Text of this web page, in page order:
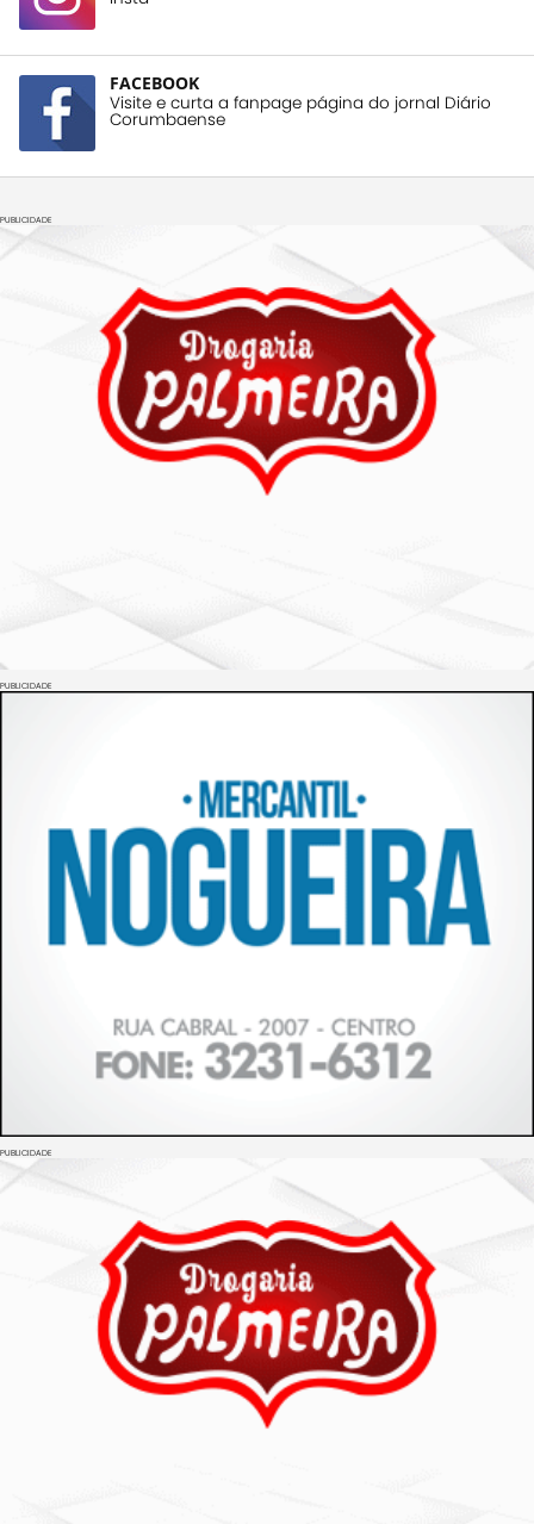
FACEBOOK
Visite e curta a fanpage página do jornal Diário
Corumbaense
PUBLICIDADE
PUBLICIDADE
PUBLICIDADE